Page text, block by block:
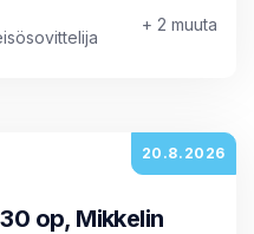
+ 2 muuta
20.8.2026
op, Mikkelin